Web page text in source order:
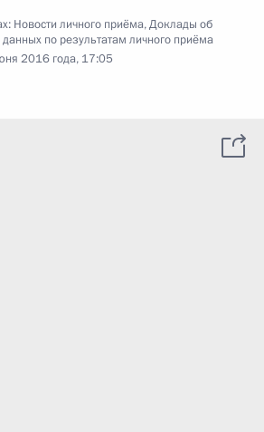
Новости личного приёма,Доклады об
по результатам личного приёма
2016 года, 17:05